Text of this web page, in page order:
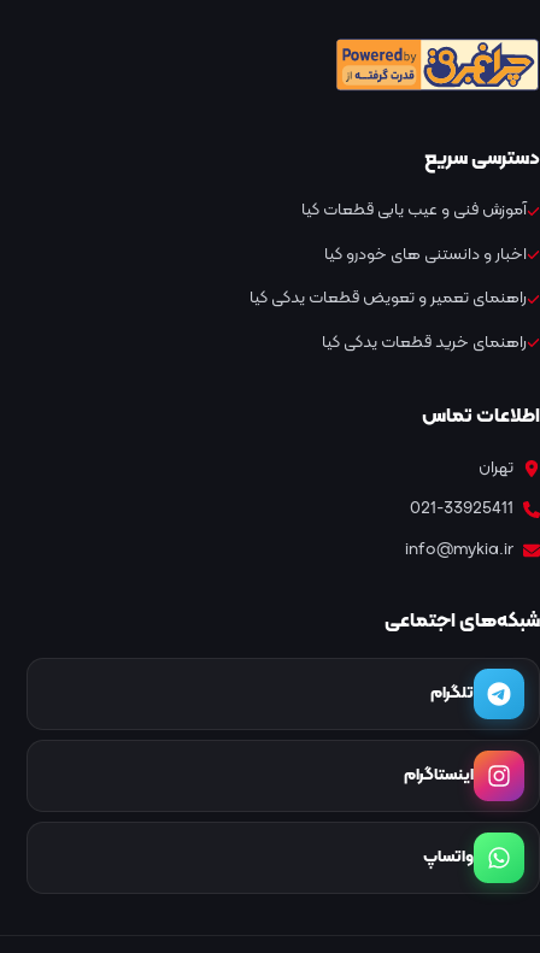
دسترسی سریع
آموزش فنی و عیب یابی قطعات کیا
اخبار و دانستنی های خودرو کیا
راهنمای تعمیر و تعویض قطعات یدکی کیا
راهنمای خرید قطعات یدکی کیا
اطلاعات تماس
تهران
021-33925411
info@mykia.ir
شبکه‌های اجتماعی
تلگرام
اینستاگرام
واتساپ